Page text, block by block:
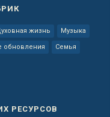
жизнь Музыка
обновления Семья
РЕСУРСОВ